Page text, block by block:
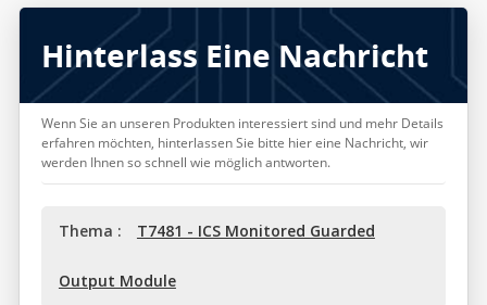
Hinterlass Eine Nachricht
Wenn Sie an unseren Produkten interessiert sind und mehr Details
erfahren möchten, hinterlassen Sie bitte hier eine Nachricht, wir
werden Ihnen so schnell wie möglich antworten.
Thema : T7481 - ICS Monitored Guarded
Output Module